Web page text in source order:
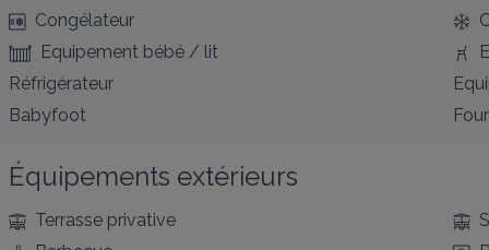
Congélateur
Equipement bébé / lit
Réfrigérateur
Babyfoot
Four
Équipements extérieurs
Terrasse privative